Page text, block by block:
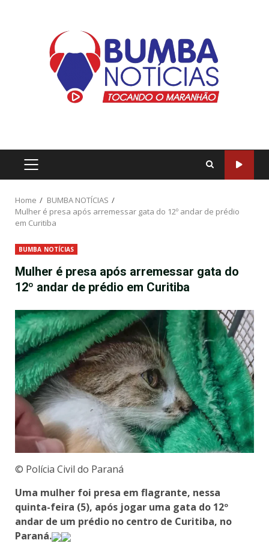
Home
BUMBA NOTÍCIAS
Mulher é presa após arremessar gata do 12º andar de prédio
em Curitiba
BUMBA NOTÍCIAS
Mulher é presa após arremessar gata do
12º andar de prédio em Curitiba
© Polícia Civil do Paraná
Uma mulher foi presa em flagrante, nessa
quinta-feira (5), após jogar uma gata do 12º
andar de um prédio no centro de Curitiba, no
Paraná.